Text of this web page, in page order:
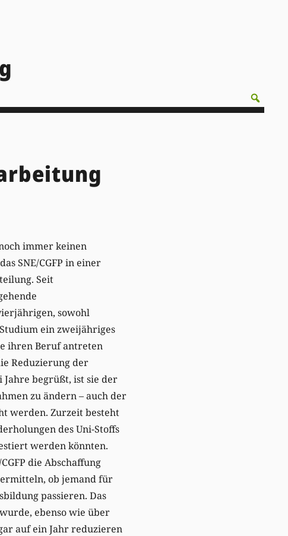
immer keinen
SNE/CGFP in einer
Seit
sowohl
ein zweijähriges
ihren Beruf antreten
Reduzierung der
begrüßt, ist sie der
zu ändern – auch der
werden. Zurzeit besteht
des Uni-Stoffs
werden könnten.
die Abschaffung
ob jemand für
passieren. Das
ebenso wie über
auf ein Jahr reduzieren